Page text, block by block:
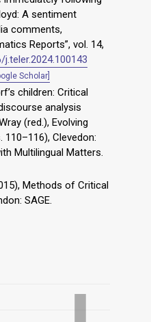
A sentiment
comments,
Reports”, vol. 14,
Scholar]
children: Critical
analysis
(red.), Evolving
Clevedon:
Multilingual Matters.
Methods of Critical
SAGE.